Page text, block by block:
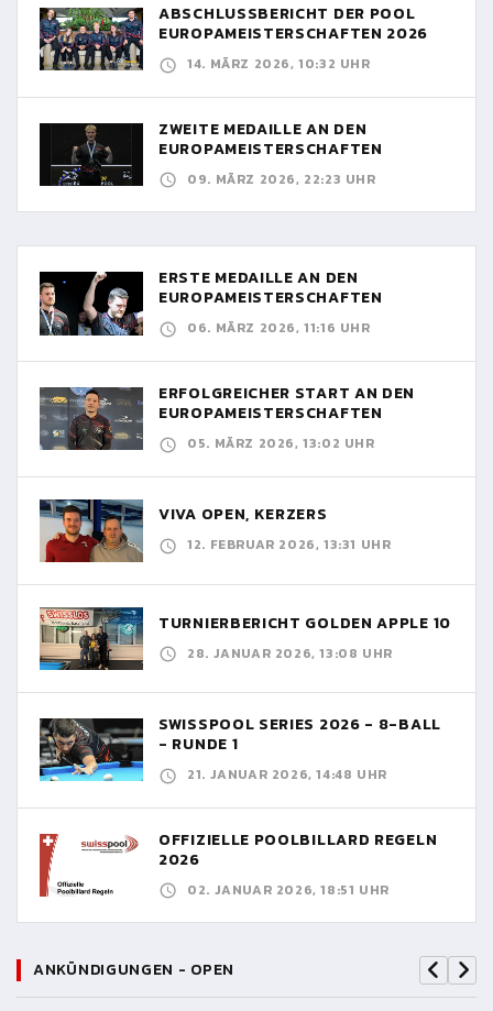
ABSCHLUSSBERICHT DER POOL
EUROPAMEISTERSCHAFTEN 2026
14. MÄRZ 2026, 10:32 UHR
ZWEITE MEDAILLE AN DEN
EUROPAMEISTERSCHAFTEN
09. MÄRZ 2026, 22:23 UHR
ERSTE MEDAILLE AN DEN
EUROPAMEISTERSCHAFTEN
06. MÄRZ 2026, 11:16 UHR
ERFOLGREICHER START AN DEN
EUROPAMEISTERSCHAFTEN
05. MÄRZ 2026, 13:02 UHR
VIVA OPEN, KERZERS
12. FEBRUAR 2026, 13:31 UHR
TURNIERBERICHT GOLDEN APPLE 10
28. JANUAR 2026, 13:08 UHR
SWISSPOOL SERIES 2026 - 8-BALL
- RUNDE 1
21. JANUAR 2026, 14:48 UHR
OFFIZIELLE POOLBILLARD REGELN
2026
02. JANUAR 2026, 18:51 UHR
ANKÜNDIGUNGEN - OPEN